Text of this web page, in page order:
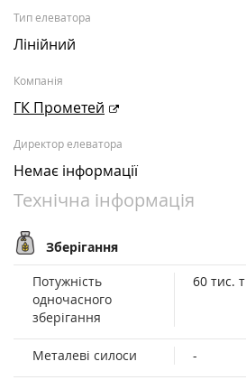
Тип елеватора
Лінійний
Компанія
ГК Прометей
Директор елеватора
Немає інформації
Технічна інформація
Зберігання
Потужність
одночасного
зберігання
60 тис. т
Металеві силоси -